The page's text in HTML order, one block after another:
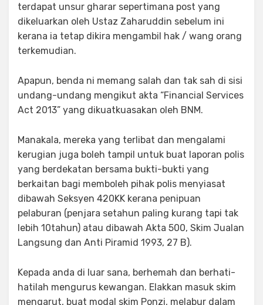
terdapat unsur gharar sepertimana post yang
dikeluarkan oleh Ustaz Zaharuddin sebelum ini
kerana ia tetap dikira mengambil hak / wang orang
terkemudian.
Apapun, benda ni memang salah dan tak sah di sisi
undang-undang mengikut akta “Financial Services
Act 2013” yang dikuatkuasakan oleh BNM.
Manakala, mereka yang terlibat dan mengalami
kerugian juga boleh tampil untuk buat laporan polis
yang berdekatan bersama bukti-bukti yang
berkaitan bagi memboleh pihak polis menyiasat
dibawah Seksyen 420KK kerana penipuan
pelaburan (penjara setahun paling kurang tapi tak
lebih 10tahun) atau dibawah Akta 500, Skim Jualan
Langsung dan Anti Piramid 1993, 27 B).
Kepada anda di luar sana, berhemah dan berhati-
hatilah mengurus kewangan. Elakkan masuk skim
mengarut, buat modal skim Ponzi, melabur dalam